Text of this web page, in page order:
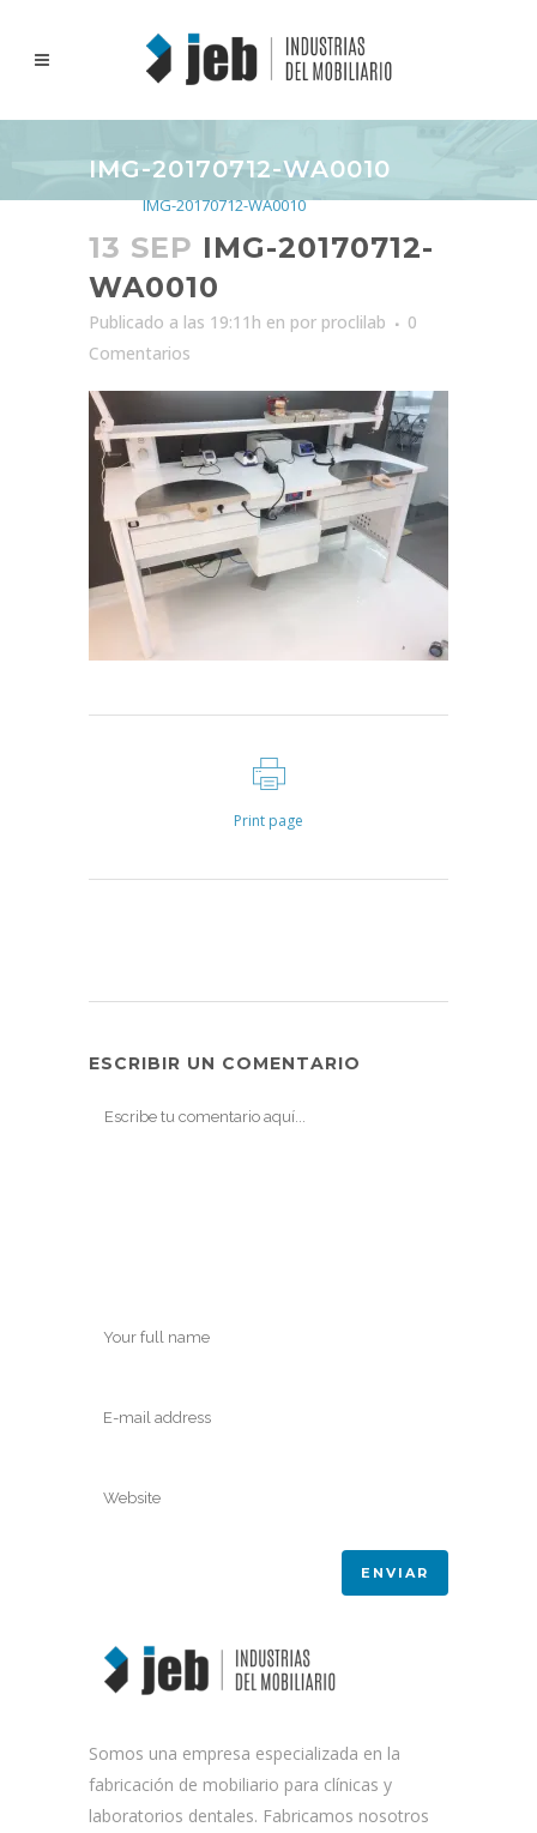
IMG-20170712-WA0010
Inicio>IMG-20170712-WA0010
13 SEP IMG-20170712-
WA0010
Publicado a las 19:11h en por proclilab
0
Comentarios
Print page
ESCRIBIR UN COMENTARIO
Somos una empresa especializada en la
fabricación de mobiliario para clínicas y
laboratorios dentales. Fabricamos nosotros